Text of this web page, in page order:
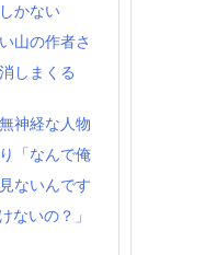
かない
山の作者さ
しまくる
神経な人物
「なんで俺
ないんです
ないの？」